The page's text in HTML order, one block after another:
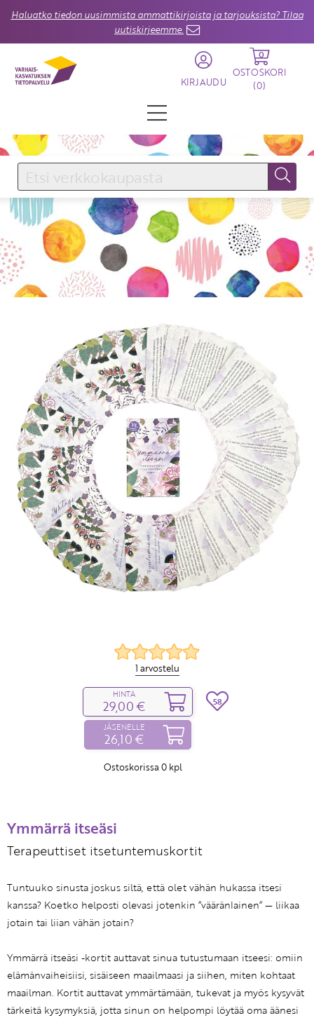
Haluatko tiedon uusimmista ammattikirjoista ja tarjouksista? Tilaa
uutiskirjeemme.
KIRJAUDU
0
OSTOSKORI
(0)
KIRJAUDU SISÄÄN
Käyttäjätunnus
Salasana
Unohtuiko salasana?
KIRJAUDU SISÄÄN
Etkö ole vielä Varhaiskasvatuksen Tietopalvelun
jäsen?
Liity tästä!
1 arvostelu
HINTA
29,00 €
JÄSENELLE
26,10 €
Ostoskorissa 0 kpl
58
Ymmärrä itseäsi
Terapeuttiset itsetuntemuskortit
Tuntuuko sinusta joskus siltä, että olet vähän hukassa itsesi
kanssa? Koetko helposti olevasi jotenkin ”vääränlainen” — liikaa
jotain tai liian vähän jotain?
Ymmärrä itseäsi -kortit auttavat sinua tutustumaan itseesi: omiin
elämänvaiheisiisi, sisäiseen maailmaasi ja siihen, miten kohtaat
maailman. Kortit auttavat ymmärtämään, tukevat ja myös kysyvät
tärkeitä kysymyksiä, jotta sinun on helpompi löytää oma äänesi